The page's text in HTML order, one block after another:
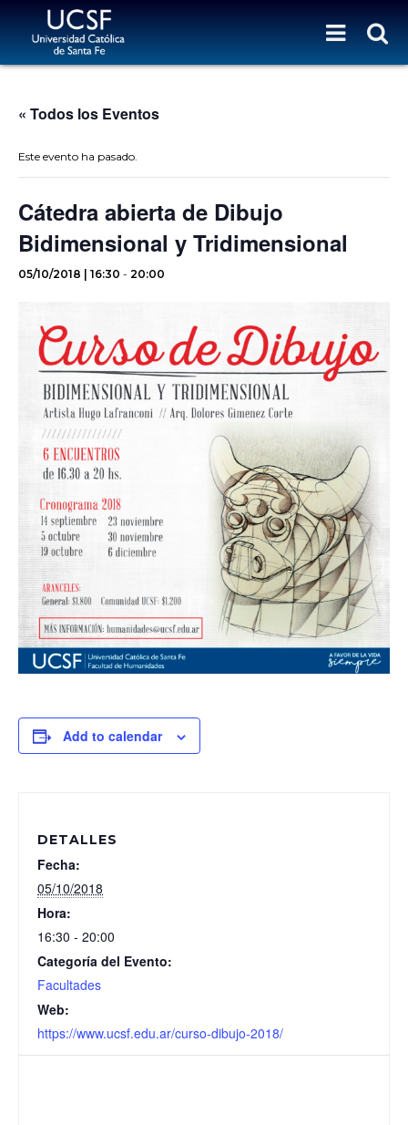
« Todos los Eventos
Este evento ha pasado.
Cátedra abierta de Dibujo
Bidimensional y Tridimensional
05/10/2018 | 16:30 - 20:00
Add to calendar
DETALLES
Fecha:
05/10/2018
Hora:
16:30 - 20:00
Categoría del Evento:
Facultades
Web:
https://www.ucsf.edu.ar/curso-dibujo-2018/